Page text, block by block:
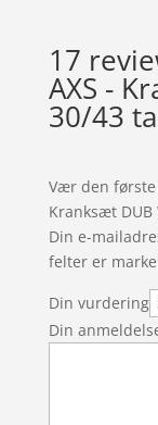
17
AXS -
30/43
Vær den første
Kranksæt DUB
Din e-
felter er
Din vurdering
Din